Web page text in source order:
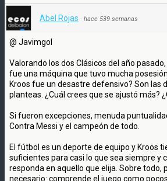
Abel Rojas · hace 539 semanas
@ Javimgol
Valorando los dos Clásicos del año
fue una máquina que tuvo mucha
Kroos fue un desastre defensivo? Son las
planteas. ¿Cuál crees que se ajustó más?
Si fueron excepciones, menuda
Contra Messi y el campeón de todo.
El fútbol es un deporte de equipo y Kroos
suficientes para casi lo que sea siempre y
responda en aquello que elija. Sobre todo,
necesario: comprende el juego como pocos.